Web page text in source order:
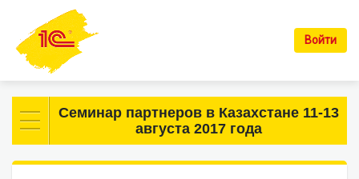
Войти
Семинар партнеров в Казахстане 11-13
августа 2017 года